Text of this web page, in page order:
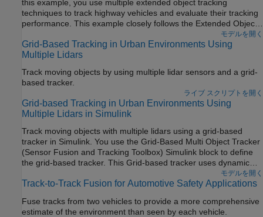
this example, you use multiple extended object tracking
techniques to track highway vehicles and evaluate their tracking
performance. This example closely follows the Extended Object
Tracking of Highway Vehicles with Radar and Camera (Sensor
Fusion and Tracking Toolbox) MATLAB® example.
モデルを開く
Grid-Based Tracking in Urban Environments Using
Multiple Lidars
Track moving objects by using multiple lidar sensors and a grid-
based tracker.
ライブ スクリプトを開く
Grid-based Tracking in Urban Environments Using
Multiple Lidars in Simulink
Track moving objects with multiple lidars using a grid-based
tracker in Simulink. You use the Grid-Based Multi Object Tracker
(Sensor Fusion and Tracking Toolbox) Simulink block to define
the grid-based tracker. This Grid-based tracker uses dynamic
occupancy grid map as an intermediate representation of the
environment. This example closely follows the Grid-Based
Fusion and Tracking Toolbox) MATLAB® example.
モデルを開く
Track-to-Track Fusion for Automotive Safety Applications
Fuse tracks from two vehicles to provide a more comprehensive
estimate of the environment than seen by each vehicle.